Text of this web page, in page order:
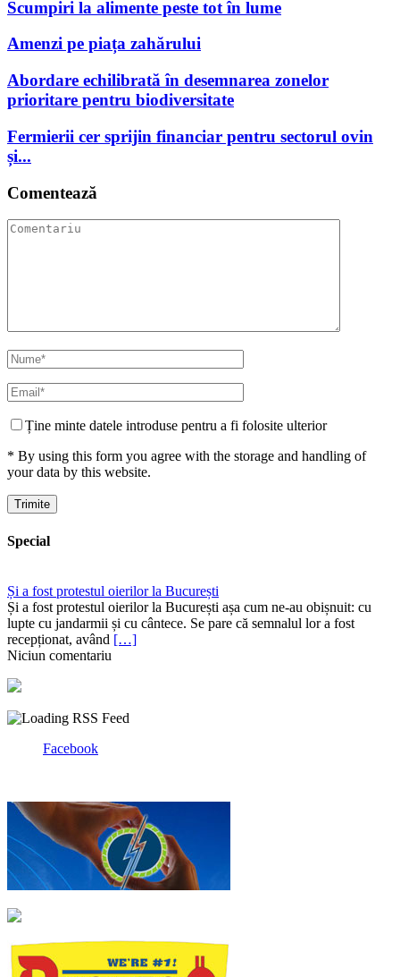
Scumpiri la alimente peste tot în lume
Amenzi pe piața zahărului
Abordare echilibrată în desemnarea zonelor
prioritare pentru biodiversitate
Fermierii cer sprijin financiar pentru sectorul ovin
și...
Comentează
Ține minte datele introduse pentru a fi folosite ulterior
* By using this form you agree with the storage and handling of
your data by this website.
Special
Și a fost protestul oierilor la București
Și a fost protestul oierilor la București așa cum ne-au obișnuit: cu
lupte cu jandarmii și cu cântece. Se pare că semnalul lor a fost
recepționat, având […]
Niciun comentariu
Facebook